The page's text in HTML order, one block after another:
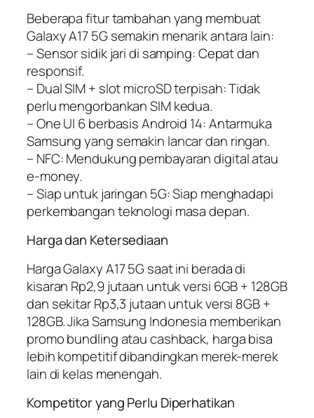
Beberapa fitur tambahan yang membuat
Galaxy A17 5G semakin menarik antara lain:
– Sensor sidik jari di samping: Cepat dan
responsif.
– Dual SIM + slot microSD terpisah: Tidak
perlu mengorbankan SIM kedua.
– One UI 6 berbasis Android 14: Antarmuka
Samsung yang semakin lancar dan ringan.
– NFC: Mendukung pembayaran digital atau
e-money.
– Siap untuk jaringan 5G: Siap menghadapi
perkembangan teknologi masa depan.
Harga dan Ketersediaan
Harga Galaxy A17 5G saat ini berada di
kisaran Rp2,9 jutaan untuk versi 6GB + 128GB
dan sekitar Rp3,3 jutaan untuk versi 8GB +
128GB. Jika Samsung Indonesia memberikan
promo bundling atau cashback, harga bisa
lebih kompetitif dibandingkan merek-merek
lain di kelas menengah.
Kompetitor yang Perlu Diperhatikan